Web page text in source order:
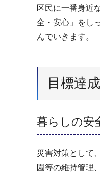
区民に一番身近
全・安心」をし
んでいきます。
目標達
暮らしの安
災害対策として
園等の維持管理